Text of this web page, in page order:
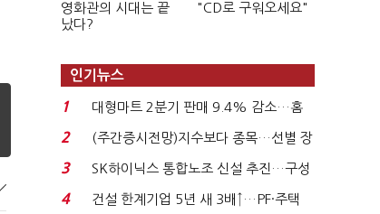
영화관의 시대는 끝
났다?
"CD로 구워오세요"
인기뉴스
1
대형마트 2분기 판매 9.4% 감소…홈
플러스 사태 여파...
2
(주간증시전망)지수보다 종목…선별 장
세 이어진다...
3
SK하이닉스 통합노조 신설 추진…구성
원 간 성과급 불...
4
건설 한계기업 5년 새 3배↑…PF·주택